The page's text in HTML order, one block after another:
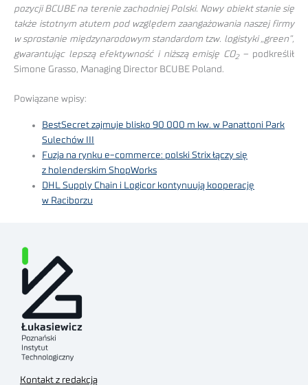
pozycji BCUBE na terenie zachodniej Polski. Nowy obiekt stanie się
także istotnym atutem pod względem zaangażowania naszej firmy
w sprostanie międzynarodowym standardom tzw. logistyki „green”,
gwarantując lepszą efektywność i niższą emisję CO2– podkreślił
Simone Grasso, Managing Director BCUBE Poland.
Powiązane wpisy:
BestSecret zajmuje blisko 90 000 m kw. w Panattoni Park
Sulechów III
Fuzja na rynku e-commerce: polski Strix łączy się
z holenderskim ShopWorks
DHL Supply Chain i Logicor kontynuują kooperację
w Raciborzu
Kontakt z redakcją